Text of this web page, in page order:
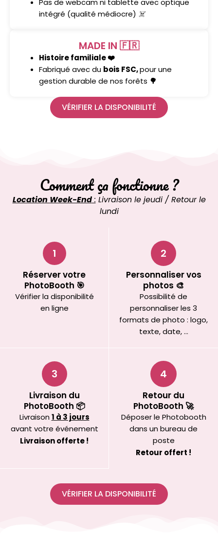
Pas de webcam ni tablette avec optique
intégré (qualité médiocre) ☠️
MADE IN 🇫🇷
Histoire familiale ❤️
Fabriqué avec du bois FSC,pour une
gestion durable de nos forêts 🌳
VÉRIFIER LA DISPONIBILITÉ
Comment ça fonctionne ?
Location Week-End: Livraison le jeudi / Retour le
lundi
1
Réserver votre
PhotoBooth 🎯
Vérifier la disponibilité
en ligne
2
Personnaliser vos
photos 🎨
Possibilité de
personnaliser les 3
formats de photo : logo,
texte, date, …
3
Livraison du
PhotoBooth 📦
Livraison1 à 3 jours
avant votre événement
Livraison offerte !
4
Retour du
PhotoBooth 🚀
Déposer le Photobooth
dans un bureau de
poste
Retour offert !
VÉRIFIER LA DISPONIBILITÉ